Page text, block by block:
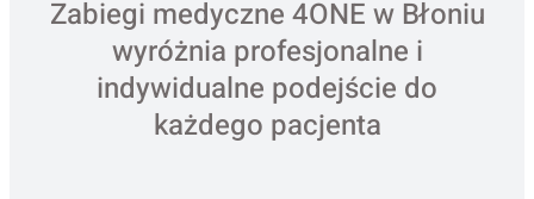
Zabiegi medyczne 4ONE w Błoniu
wyróżnia profesjonalne i
indywidualne podejście do
każdego pacjenta